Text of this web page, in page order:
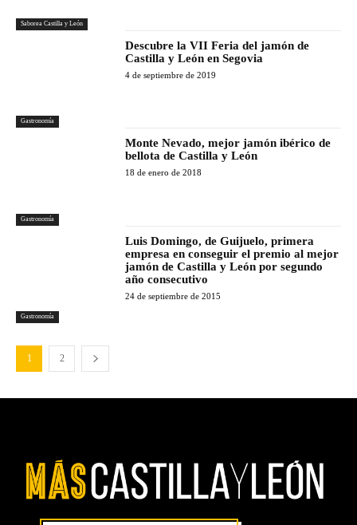
Saborea Castilla y León
Gastronomía
Descubre la VII Feria del jamón de
Castilla y León en Segovia
4 de septiembre de 2019
Gastronomía
Monte Nevado, mejor jamón ibérico de
bellota de Castilla y León
18 de enero de 2018
Gastronomía
Luis Domingo, de Guijuelo, primera
empresa en conseguir el premio al mejor
jamón de Castilla y León por segundo
año consecutivo
24 de septiembre de 2015
1 2